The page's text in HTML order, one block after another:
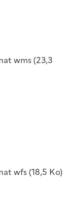
wms(23,3
wfs(18,5 Ko)